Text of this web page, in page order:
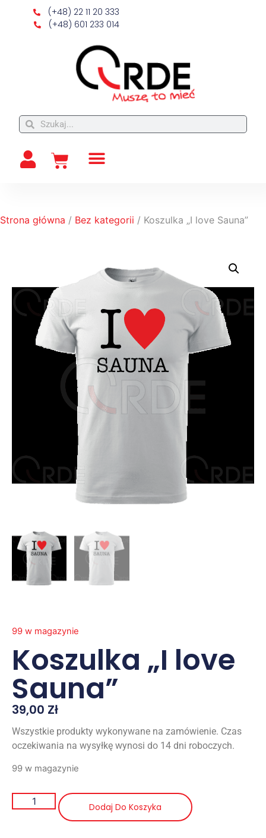
(+48) 22 11 20 333
(+48) 601 233 014
Strona główna / Bez kategorii / Koszulka „I love Sauna”
99 w magazynie
Koszulka „I love
Sauna”
39,00 Zł
Wszystkie produkty wykonywane na zamówienie. Czas
oczekiwania na wysyłkę wynosi do 14 dni roboczych.
99 w magazynie
Dodaj Do Koszyka